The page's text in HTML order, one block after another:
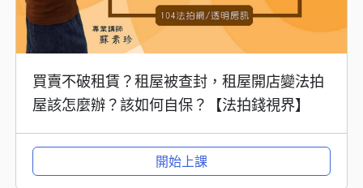
買賣不破租賃？租屋被查封，租屋開店變法拍
屋該怎麼辦？該如何自保？【法拍錢視界】
開始上課